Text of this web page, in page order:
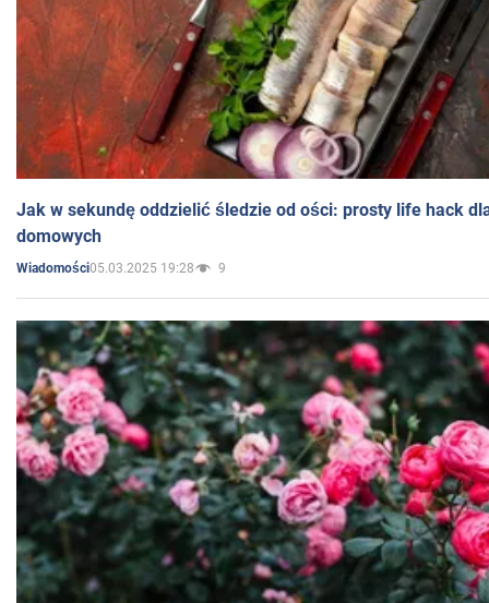
Jak w sekundę oddzielić śledzie od ości: prosty life hack
domowych
Wiadomości05.03.2025 19:28 9